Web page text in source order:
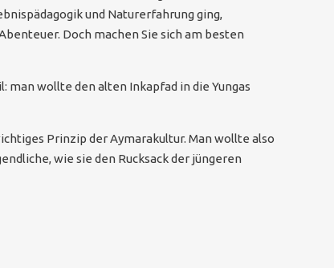
und Naturerfahrung ging,
Doch machen Sie sich am besten
man wollte den alten Inkapfad in die Yungas
Prinzip der Aymarakultur. Man wollte also
wie sie den Rucksack der jüngeren